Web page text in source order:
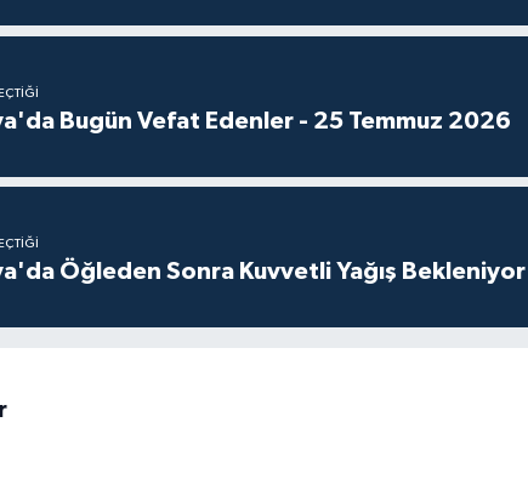
Bugün Vefat Edenler - 25 Temmuz 2026
Öğleden Sonra Kuvvetli Yağış Bekleniyor